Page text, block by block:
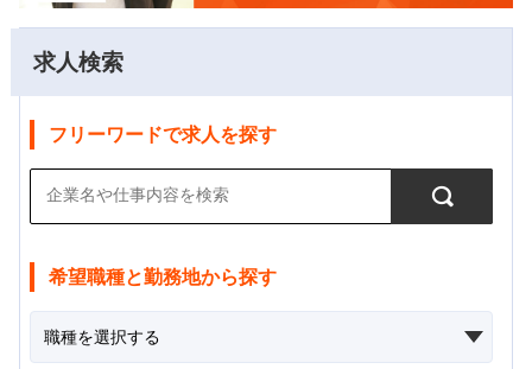
求人検索
フリーワードで求人を探す
希望職種と勤務地から探す